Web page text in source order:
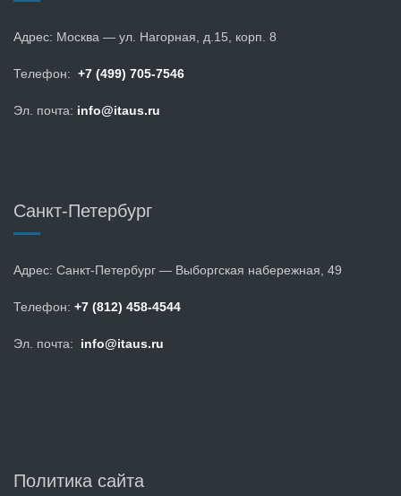
Адрес: Москва — ул. Нагорная, д.15, корп. 8
Телефон: +7 (499) 705-7546
Эл. почта: info@itaus.ru
Санкт-Петербург
Адрес: Санкт-Петербург — Выборгская набережная, 49
Телефон: +7 (812) 458-4544
Эл. почта: info@itaus.ru
Политика сайта